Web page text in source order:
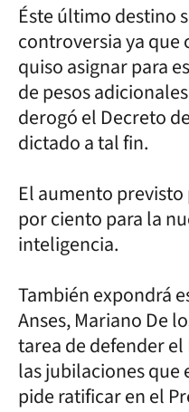
Éste último destino
controversia ya que
quiso asignar para
de pesos
derogó el Decreto
dictado a tal fin.
El aumento previsto
por ciento para la
inteligencia.
También expondrá
Anses, Mariano De
tarea de defender
las jubilaciones que
pide ratificar en el